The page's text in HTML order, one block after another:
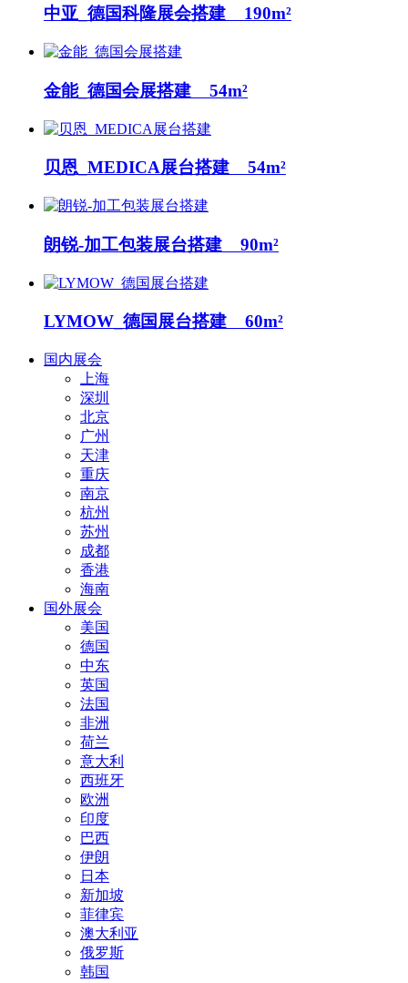
中亚_德国科隆展会搭建 190m²
金能_德国会展搭建 54m²
贝恩_MEDICA展台搭建 54m²
朗锐-加工包装展台搭建 90m²
LYMOW_德国展台搭建 60m²
国内展会
上海
深圳
北京
广州
天津
重庆
南京
杭州
苏州
成都
香港
海南
国外展会
美国
德国
中东
英国
法国
非洲
荷兰
意大利
西班牙
欧洲
印度
巴西
伊朗
日本
新加坡
菲律宾
澳大利亚
俄罗斯
韩国